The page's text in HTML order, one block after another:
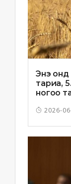
Энэ онд
тариа,
ногоо
2026-